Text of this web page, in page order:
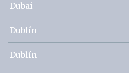
Dubai
Dublín
Dublín